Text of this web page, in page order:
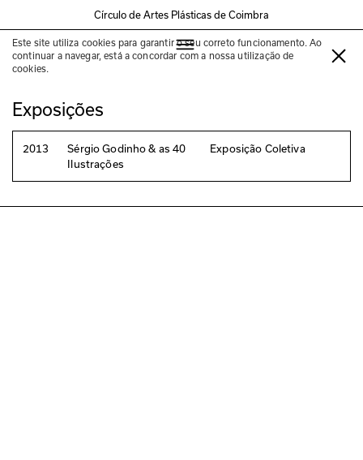
Círculo de Artes Plásticas de Coimbra
Este site utiliza cookies para garantir o seu correto funcionamento. Ao
continuar a navegar, está a concordar com a nossa utilização de
cookies.
André da Loba
Exposições
2013
Sérgio Godinho & as 40
Ilustrações
Exposição Coletiva